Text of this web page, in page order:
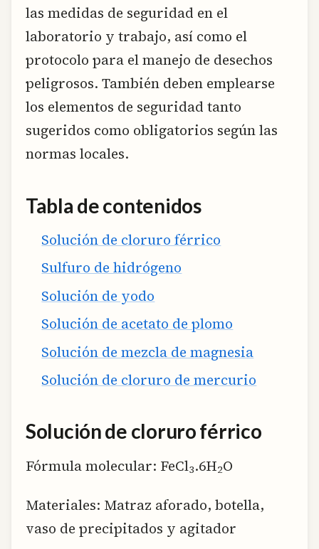
las medidas de seguridad en el
laboratorio y trabajo, así como el
protocolo para el manejo de desechos
peligrosos. También deben emplearse
los elementos de seguridad tanto
sugeridos como obligatorios según las
normas locales.
Tabla de contenidos
Solución de cloruro férrico
Sulfuro de hidrógeno
Solución de yodo
Solución de acetato de plomo
Solución de mezcla de magnesia
Solución de cloruro de mercurio
Solución de cloruro férrico
Fórmula molecular: FeCl3.6H2O
Materiales: Matraz aforado, botella,
vaso de precipitados y agitador